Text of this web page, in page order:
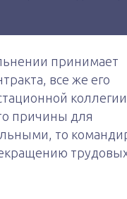
принимает
все же его
причины для
то